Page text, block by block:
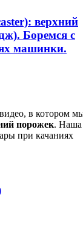
верхний
Боремся с
машинки.
в котором
порожек. Наша
при качаниях